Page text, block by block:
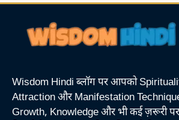
Wisdom Hindi ब्लॉग पर आपको
Attraction और Manifestation
Growth, Knowledge और भी कई ज़रूरी पर